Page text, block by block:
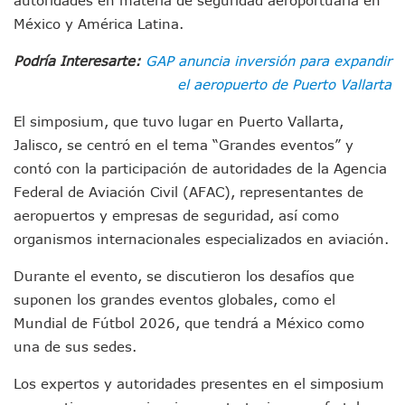
Morenistas Imparten Taller En Puerto Vallarta
CEDHJ Señala Violaciones A Derechos De Víctima De
Maleza Crece En Camellones De La Principal Avenida
Lluvias E Inundaciones No Detienen El Transporte Público
Entregan Aparato Auditivo A Don Juan Ramírez En Puerto
Juan Carlos Castro Realiza Asamblea Informativa En La
Huracán En Formación Podría Generar Oleaje Elevado En
Viajar A Puerto Vallarta Este Verano Puede Costar Hasta
Buscan Reducir Riesgos Por Cocodrilos En Playas De
Plantean “Ley Don Juanito” Al Diputado Federal Bruno
Vecinos De La Playita Reciben A Juan Carlos Castro
Asesinan En Oaxaca Al Periodista Francisco Alejandro
Detienen A Cuatro Hombres Armados En Bucerías;
Yussara Canales Pide Transparencia Sobre Nuevo
Adultos Mayores De Ixtapa Tendrán Una “Casa De Día”
Mujeres Recorren Calles De Ixtapa Para Identificar
CUCosta E IMSS Nayarit Avanzan En Acuerdos Para
México y América Latina.
Podría Interesarte: GAP anuncia inversión para expandir
el aeropuerto de Puerto Vallarta
El simposium, que tuvo lugar en Puerto Vallarta,
Jalisco, se centró en el tema “Grandes eventos” y
contó con la participación de autoridades de la Agencia
Federal de Aviación Civil (AFAC), representantes de
aeropuertos y empresas de seguridad, así como
organismos internacionales especializados en aviación.
Durante el evento, se discutieron los desafíos que
suponen los grandes eventos globales, como el
Mundial de Fútbol 2026, que tendrá a México como
una de sus sedes.
Los expertos y autoridades presentes en el simposium